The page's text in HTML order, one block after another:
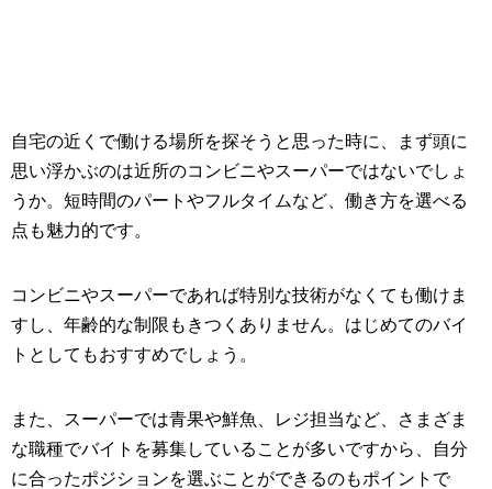
自宅の近くで働ける場所を探そうと思った時に、まず頭に
思い浮かぶのは近所のコンビニやスーパーではないでしょ
うか。短時間のパートやフルタイムなど、働き方を選べる
点も魅力的です。
コンビニやスーパーであれば特別な技術がなくても働けま
すし、年齢的な制限もきつくありません。はじめてのバイ
トとしてもおすすめでしょう。
また、スーパーでは青果や鮮魚、レジ担当など、さまざま
な職種でバイトを募集していることが多いですから、自分
に合ったポジションを選ぶことができるのもポイントで